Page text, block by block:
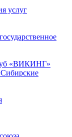
услуг
«ВИКИНГ»